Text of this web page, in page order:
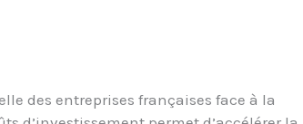
des entreprises françaises face à la